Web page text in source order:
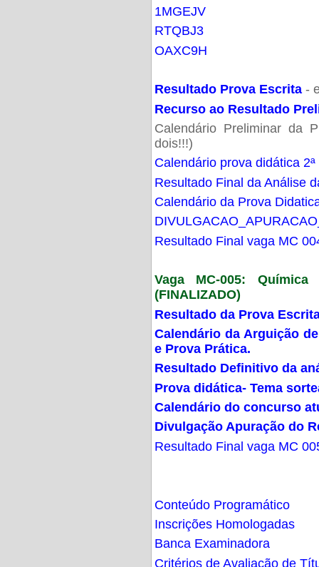
1MGEJV
RTQBJ3
OAXC9H
Resultado Prova Escrita -
Recurso ao Resultado
Calendário Preliminar da
dois!!!)
Calendário prova didática
Resultado Final da Análise
Calendário da Prova
Resultado Final vaga MC
Vaga MC-005:
(FINALIZADO)
Resultado da Prova
Calendário da Arguição
e Prova Prática.
Resultado Definitivo da
Prova didática- Tema
Calendário do concurso
Divulgação Apuração do
Resultado Final vaga MC
Conteúdo Programático
Inscrições Homologadas
Banca Examinadora
Critérios de Avaliação de